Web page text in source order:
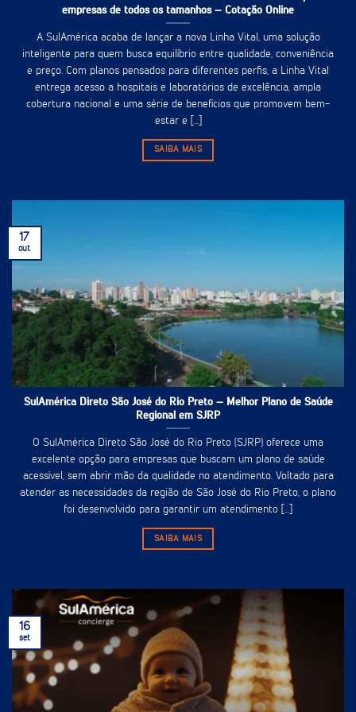
empresas de todos os tamanhos – Cotação Online
A SulAmérica acaba de lançar a nova Linha Vital, uma solução
inteligente para quem busca equilíbrio entre qualidade, conveniência
e preço. Com planos pensados para diferentes perfis, a Linha Vital
entrega acesso a hospitais e laboratórios de excelência, ampla
cobertura nacional e uma série de benefícios que promovem bem-
estar e [...]
SAIBA MAIS
SulAmérica Direto São José do Rio Preto – Melhor Plano de Saúde
Regional em SJRP
O SulAmérica Direto São José do Rio Preto (SJRP) oferece uma
excelente opção para empresas que buscam um plano de saúde
acessível, sem abrir mão da qualidade no atendimento. Voltado para
atender as necessidades da região de São José do Rio Preto, o plano
foi desenvolvido para garantir um atendimento [...]
SAIBA MAIS
17
out
16
set